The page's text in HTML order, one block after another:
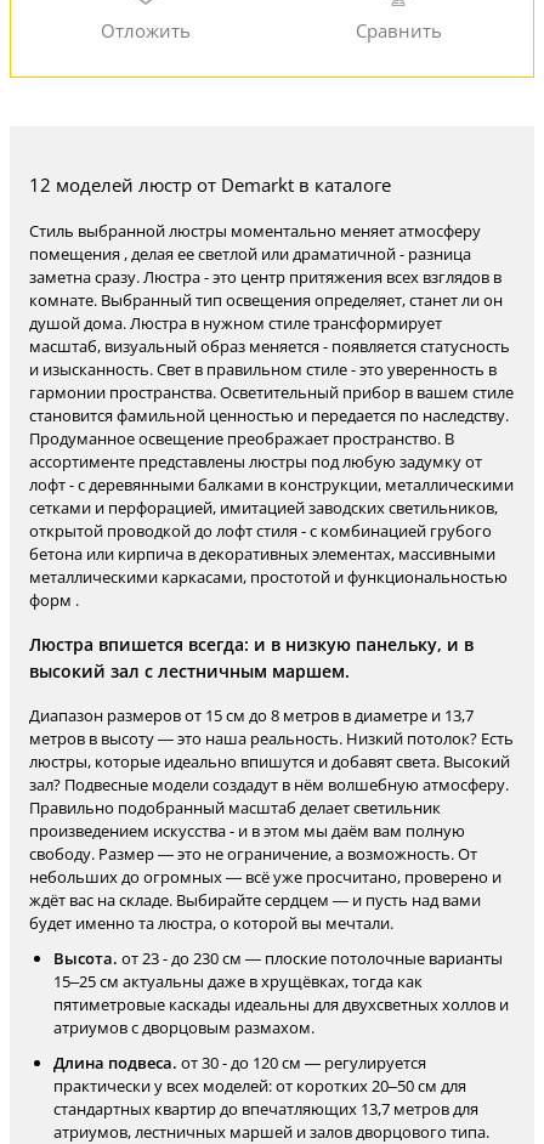
12 моделей люстр от Demarkt в каталоге
Стиль выбранной люстры моментально меняет атмосферу
помещения , делая ее светлой или драматичной - разница
заметна сразу. Люстра - это центр притяжения всех взглядов в
комнате. Выбранный тип освещения определяет, станет ли он
душой дома. Люстра в нужном стиле трансформирует
масштаб, визуальный образ меняется - появляется статусность
и изысканность. Свет в правильном стиле - это уверенность в
гармонии пространства. Осветительный прибор в вашем стиле
становится фамильной ценностью и передается по наследству.
Продуманное освещение преображает пространство. В
ассортименте представлены люстры под любую задумку от
лофт - с деревянными балками в конструкции, металлическими
сетками и перфорацией, имитацией заводских светильников,
открытой проводкой до лофт стиля - с комбинацией грубого
бетона или кирпича в декоративных элементах, массивными
металлическими каркасами, простотой и функциональностью
форм .
Люстра впишется всегда: и в низкую панельку, и в
высокий зал с лестничным маршем.
Диапазон размеров от 15 см до 8 метров в диаметре и 13,7
метров в высоту — это наша реальность. Низкий потолок? Есть
люстры, которые идеально впишутся и добавят света. Высокий
зал? Подвесные модели создадут в нём волшебную атмосферу.
Правильно подобранный масштаб делает светильник
произведением искусства - и в этом мы даём вам полную
свободу. Размер — это не ограничение, а возможность. От
небольших до огромных — всё уже просчитано, проверено и
ждёт вас на складе. Выбирайте сердцем — и пусть над вами
будет именно та люстра, о которой вы мечтали.
Высота. от 23 - до 230 см — плоские потолочные варианты
15–25 см актуальны даже в хрущёвках, тогда как
пятиметровые каскады идеальны для двухсветных холлов и
атриумов с дворцовым размахом.
Длина подвеса. от 30 - до 120 см — регулируется
практически у всех моделей: от коротких 20–50 см для
стандартных квартир до впечатляющих 13,7 метров для
атриумов, лестничных маршей и залов дворцового типа.